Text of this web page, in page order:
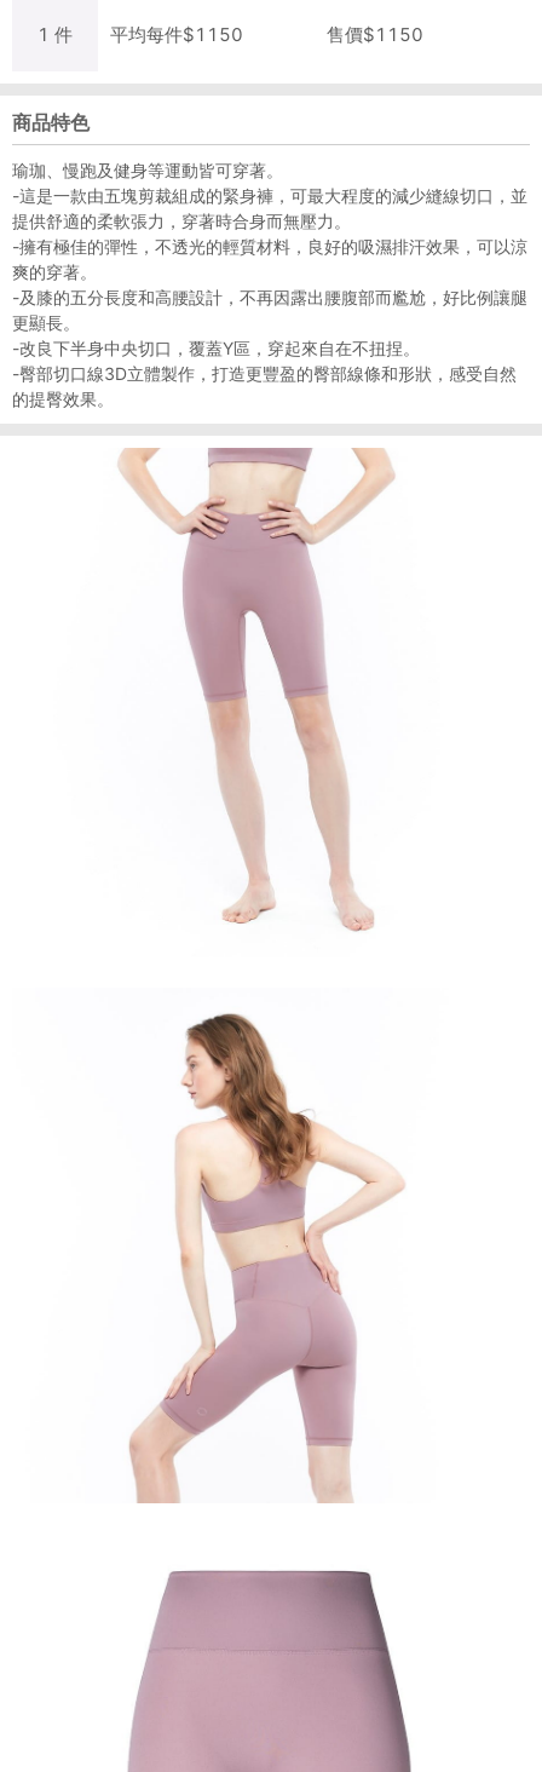
1 件 平均每件$1150 售價$1150
商品特色
瑜珈、慢跑及健身等運動皆可穿著。
-這是一款由五塊剪裁組成的緊身褲，可最大程度的減少縫線切口，並
提供舒適的柔軟張力，穿著時合身而無壓力。
-擁有極佳的彈性，不透光的輕質材料，良好的吸濕排汗效果，可以涼
爽的穿著。
-及膝的五分長度和高腰設計，不再因露出腰腹部而尷尬，好比例讓腿
更顯長。
-改良下半身中央切口，覆蓋Y區，穿起來自在不扭捏。
-臀部切口線3D立體製作，打造更豐盈的臀部線條和形狀，感受自然
的提臀效果。